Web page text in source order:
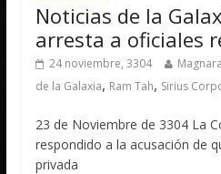
Noticias de la
arresta a oficiales
24 noviembre, 3304
de la Galaxia, Ram Tah, Sirius
23 de Noviembre de 3304 La
respondido a la acusación de
privada